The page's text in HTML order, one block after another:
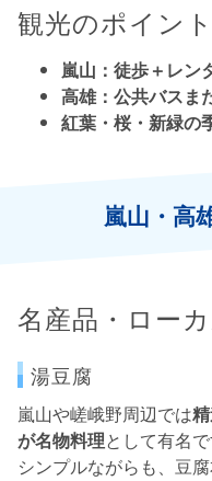
観光のポイント
嵐山：徒歩＋レン
高雄：公共バスま
紅葉・桜・新緑の
嵐山・高
名産品・ロー
湯豆腐
嵐山や嵯峨野周辺では
が名物料理として有名で
シンプルながらも、豆